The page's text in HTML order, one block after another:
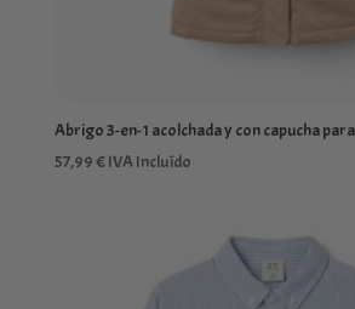
Abrigo 3-en-1 acolchada y con capucha
57,99€IVA Incluído